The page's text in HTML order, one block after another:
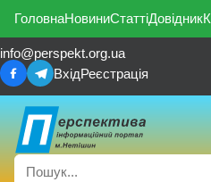
ГоловнаНовиниСтаттіДовідник
info@perspekt.org.ua
ВхідРеєстрація